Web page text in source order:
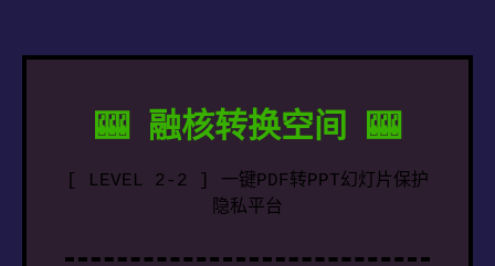
🎰 融核转换空间 🎰
[ LEVEL 2-2 ] 一键PDF转PPT幻灯片保护
隐私平台